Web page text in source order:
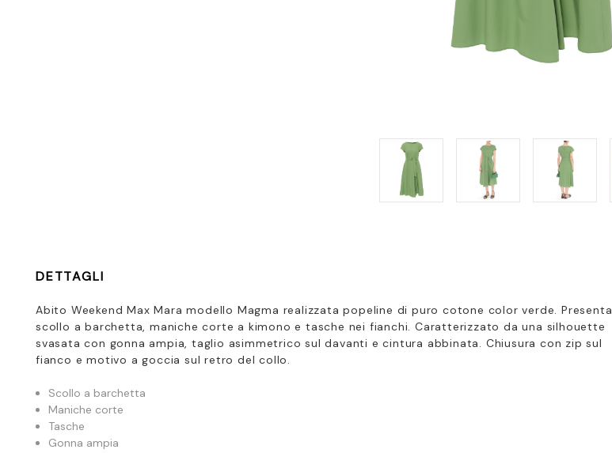
DETTAGLI
Abito Weekend Max Mara modello Magma realizzatapopeline di puro cotone color verde. Presenta
scollo a barchetta, maniche corte a kimono e tasche nei fianchi. Caratterizzato da una silhouette
svasata con gonna ampia, taglio asimmetrico sul davanti e cintura abbinata. Chiusura con zip sul
fianco e motivo a goccia sul retro del collo.
Scollo a barchetta
Maniche corte
Tasche
Gonna ampia